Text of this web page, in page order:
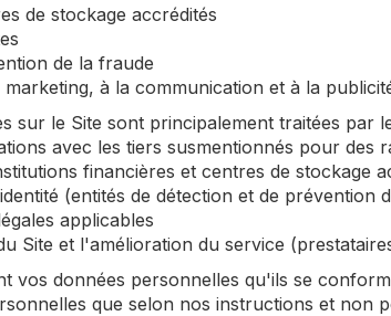
de stockage accrédités
de la fraude
à la communication et à la
sur le Site sont principalement traitées par
avec les tiers susmentionnés pour des
financières et centres de stockage
(entités de détection et de prévention
applicables
Site et l'amélioration du service
vos données personnelles qu'ils se
que selon nos instructions et non